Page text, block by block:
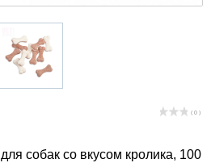
( 0 )
собак со вкусом кролика, 100
коврики